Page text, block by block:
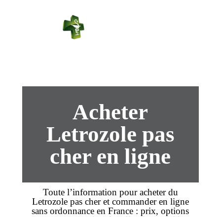
Acheter
Letrozole pas
cher en ligne
Toute l’information pouracheterdu
Letrozole pas cheret commander en ligne
sans ordonnance en France :prix, options